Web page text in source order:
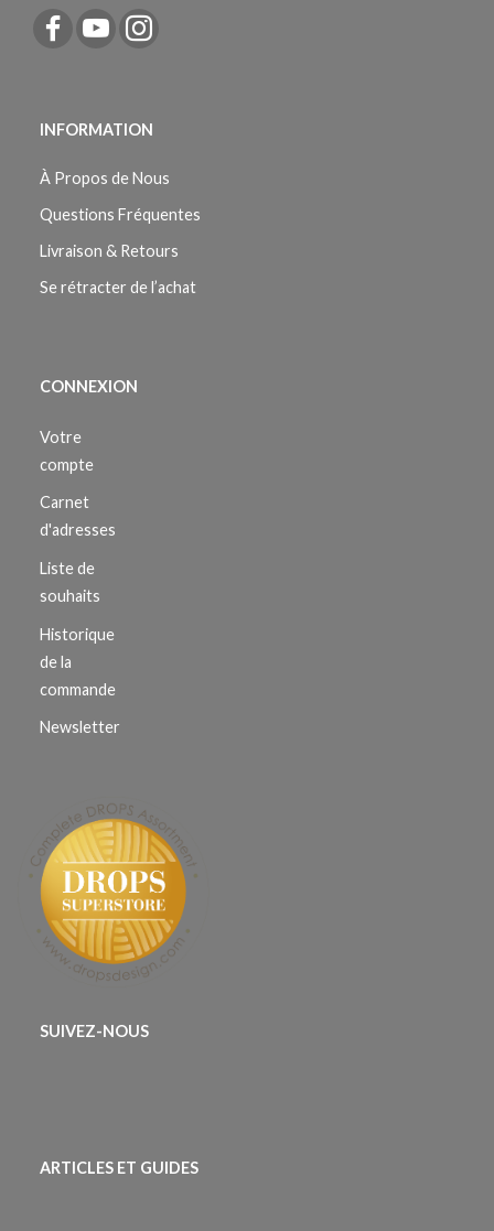
INFORMATION
À Propos de Nous
Questions Fréquentes
Livraison & Retours
Se rétracter de l’achat
CONNEXION
Votre
compte
Carnet
d'adresses
Liste de
souhaits
Historique
de la
commande
Newsletter
SUIVEZ-NOUS
ARTICLES ET GUIDES